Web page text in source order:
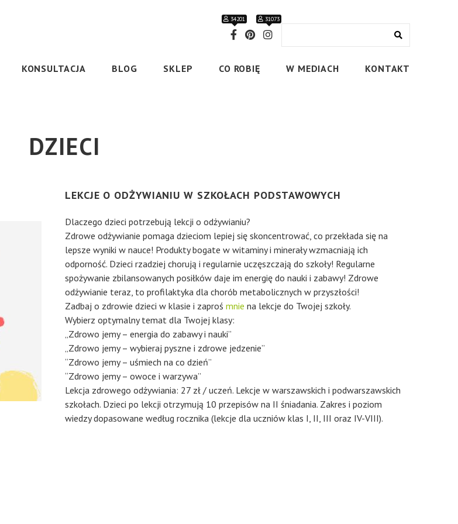
34201 31073
KONSULTACJA BLOG SKLEP CO ROBIĘ W MEDIACH KONTAKT
DZIECI
LEKCJE O ODŻYWIANIU W SZKOŁACH PODSTAWOWYCH
Dlaczego dzieci potrzebują lekcji o odżywianiu?
Zdrowe odżywianie pomaga dzieciom lepiej się skoncentrować, co przekłada się na
lepsze wyniki w nauce! Produkty bogate w witaminy i minerały wzmacniają ich
odporność. Dzieci rzadziej chorują i regularnie uczęszczają do szkoły! Regularne
spożywanie zbilansowanych posiłków daje im energię do nauki i zabawy! Zdrowe
odżywianie teraz, to profilaktyka dla chorób metabolicznych w przyszłości!
Zadbaj o zdrowie dzieci w klasie i zaproś mnie na lekcje do Twojej szkoły.
Wybierz optymalny temat dla Twojej klasy:
„Zdrowo jemy – energia do zabawy i nauki”
„Zdrowo jemy – wybieraj pyszne i zdrowe jedzenie”
“Zdrowo jemy – uśmiech na co dzień”
“Zdrowo jemy – owoce i warzywa”
Lekcja zdrowego odżywiania: 27 zł / uczeń. Lekcje w warszawskich i podwarszawskich
szkołach. Dzieci po lekcji otrzymują 10 przepisów na II śniadania. Zakres i poziom
wiedzy dopasowane według rocznika (lekcje dla uczniów klas I, II, III oraz IV-VIII).